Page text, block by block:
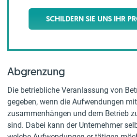
SCHILDERN SIE UNS IHR
Abgrenzung
Die betriebliche Veranlassung von
gegeben, wenn die Aufwendungen
zusammenhängen und dem Betrieb
sind. Dabei kann der Unternehmer